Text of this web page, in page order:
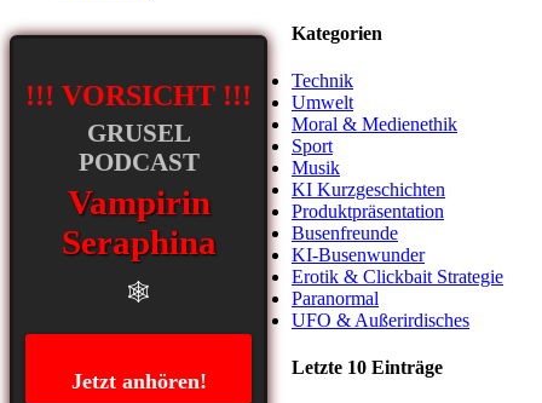
!!! VORSICHT !!!
GRUSEL
PODCAST
Vampirin
Seraphina
🕸️
Jetzt anhören!
Kategorien
Technik
Umwelt
Moral & Medienethik
Sport
Musik
KI Kurzgeschichten
Produktpräsentation
Busenfreunde
KI-Busenwunder
Erotik & Clickbait Strategie
Paranormal
UFO & Außerirdisches
Letzte 10 Einträge